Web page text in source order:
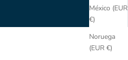
México (EUR
€)
Noruega
(EUR €)